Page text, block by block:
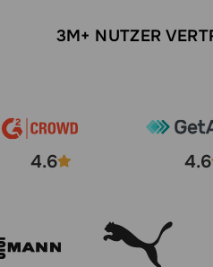
3M+ NUTZER
4.6 4.6